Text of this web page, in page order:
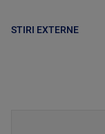
STIRI EXTERNE